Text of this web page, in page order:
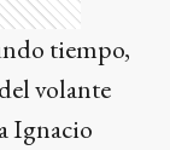
tiempo,
volante
Ignacio